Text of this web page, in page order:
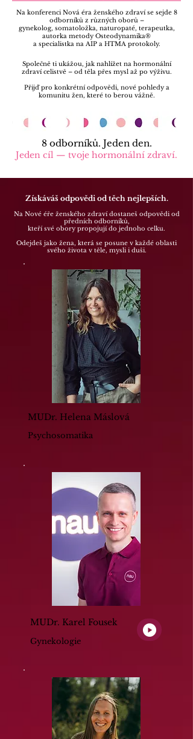
Na konferenci Nová éra ženského zdraví se sejde 8
odborníků z různých oborů –
gynekolog, somatoložka, naturopaté, terapeutka,
autorka metody Osteodynamika®
a specialistka na AIP a HTMA protokoly.
Společně ti ukážou, jak nahlížet na hormonální
zdraví celistvě – od těla přes mysl až po výživu.
Přijď pro konkrétní odpovědi, nové pohledy a
komunitu žen, které to berou vážně.
8 odborníků. Jeden den.
Jeden cíl — tvoje hormonální zdraví.
Získáváš odpovědi od těch nejlepších.
Na Nové éře ženského zdraví dostaneš odpovědi od
předních odborníků,
kteří své obory propojují do jednoho celku.
Odejdeš jako žena, která se posune v každé oblasti
svého života v těle, mysli i duši.
MUDr. Helena Máslová
Psychosomatika
Gynekologie
MUDr. Karel Fousek